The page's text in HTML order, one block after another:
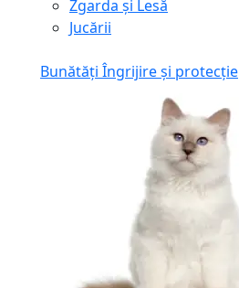
Zgarda și Lesă
Jucării
Bunătăți Îngrijire și protecție